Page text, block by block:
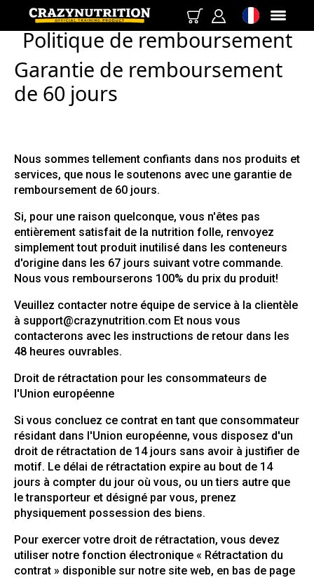
Politique de remboursement
Garantie de remboursement
de 60 jours
Nous sommes tellement confiants dans nos produits et
services, que nous le soutenons avec une garantie de
remboursement de 60 jours.
Si, pour une raison quelconque, vous n'êtes pas
entièrement satisfait de la nutrition folle, renvoyez
simplement tout produit inutilisé dans les conteneurs
d'origine dans les 67 jours suivant votre commande.
Nous vous rembourserons 100% du prix du produit!
Veuillez contacter notre équipe de service à la clientèle
à support@crazynutrition.com Et nous vous
contacterons avec les instructions de retour dans les
48 heures ouvrables.
Droit de rétractation pour les consommateurs de
l'Union européenne
Si vous concluez ce contrat en tant que consommateur
résidant dans l'Union européenne, vous disposez d'un
droit de rétractation de 14 jours sans avoir à justifier de
motif. Le délai de rétractation expire au bout de 14
jours à compter du jour où vous, ou un tiers autre que
le transporteur et désigné par vous, prenez
physiquement possession des biens.
Pour exercer votre droit de rétractation, vous devez
utiliser notre fonction électronique « Rétractation du
contrat » disponible sur notre site web, en bas de page